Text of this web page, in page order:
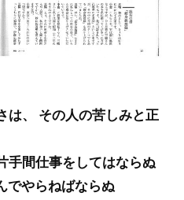
は、 その人の苦しみと正
手間仕事をしてはならぬ
でやらねばならぬ